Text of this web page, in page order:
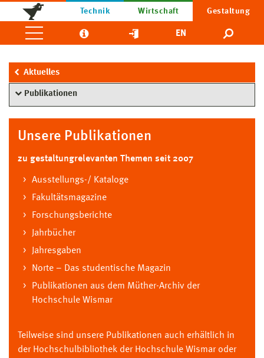
Technik Wirtschaft Gestaltung
EN
Aktuelles
Publikationen
Unsere Publikationen
zu gestaltungrelevanten Themen seit 2007
Ausstellungs-/ Kataloge
Fakultätsmagazine
Forschungsberichte
Jahrbücher
Jahresgaben
Norte – Das studentische Magazin
Publikationen aus dem Müther-Archiv der
Hochschule Wismar
Teilweise sind unsere Publikationen auch erhältlich in
der Hochschulbibliothek der Hochschule Wismar oder